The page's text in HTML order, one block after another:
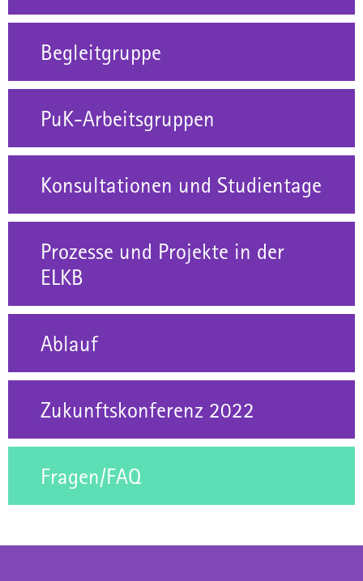
Begleitgruppe
PuK-Arbeitsgruppen
Konsultationen und Studientage
Prozesse und Projekte in der
ELKB
Ablauf
Zukunftskonferenz 2022
Fragen/FAQ